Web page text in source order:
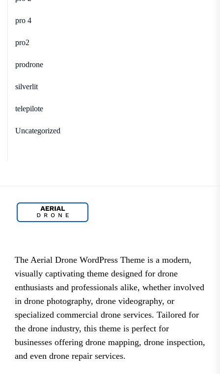
pro 4
pro2
prodrone
silverlit
telepilote
Uncategorized
The Aerial Drone WordPress Theme is a modern,
visually captivating theme designed for drone
enthusiasts and professionals alike, whether involved
in drone photography, drone videography, or
specialized commercial drone services. Tailored for
the drone industry, this theme is perfect for
businesses offering drone mapping, drone inspection,
and even drone repair services.